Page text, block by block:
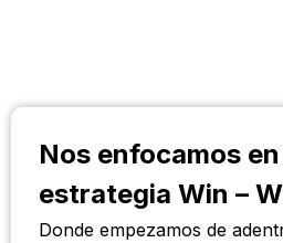
Nos enfocamos
estrategia Win –
Donde empezamos de